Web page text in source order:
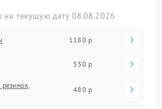
на текущую дату 08.08.2026
1180 р
530 р
480 р